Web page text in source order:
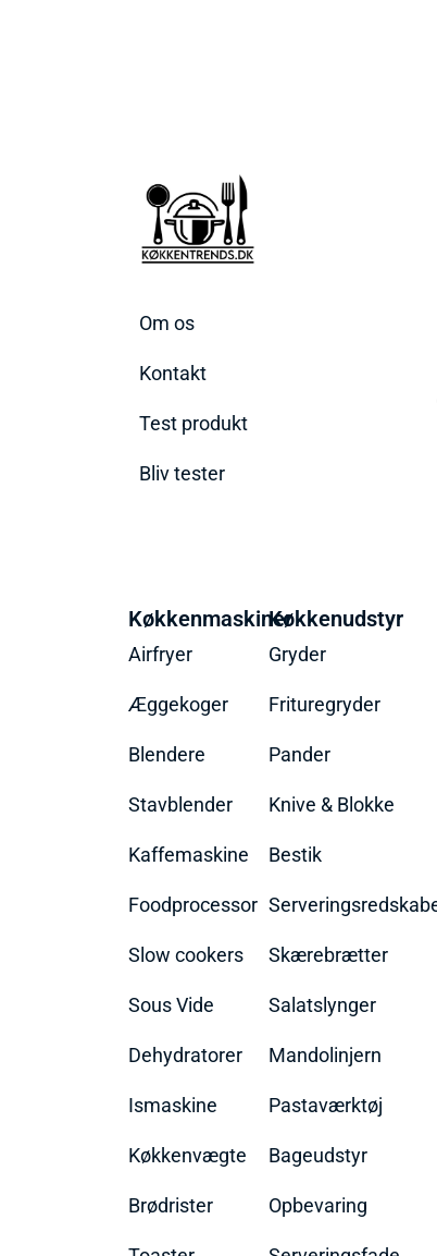
Om os
Kontakt
Test produkt
Bliv tester
Køkkenmaskiner
Airfryer
Æggekoger
Blendere
Stavblender
Kaffemaskine
Foodprocessor
Slow cookers
Sous Vide
Dehydratorer
Ismaskine
Køkkenvægte
Brødrister
Køkkenudstyr
Gryder
Frituregryder
Pander
Knive & Blokke
Bestik
Skærebrætter
Salatslynger
Mandolinjern
Pastaværktøj
Bageudstyr
Opbevaring